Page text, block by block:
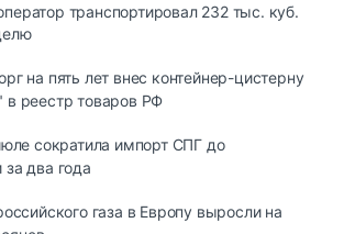
транспортировал 232 тыс. куб.
на пять лет внес контейнер-цистерну
реестр товаров РФ
сократила импорт СПГ до
два года
газа в Европу выросли на